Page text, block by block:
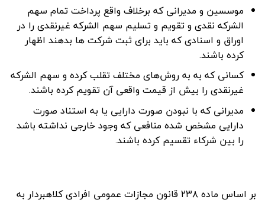
موسسین و مدیرانی که برخلاف واقع پرداخت تمام سهم
الشرکه نقدی و تقویم و تسلیم سهم الشرکه غیرنقدی را در
اوراق و اسنادی که باید برای ثبت شرکت ها بدهند اظهار
کرده باشند.
کسانی که به به روش‌های مختلف تقلب کرده و سهم الشرکه
غیرنقدی را بیش از قیمت واقعی آن تقویم کرده باشند.
مدیرانی که با نبودن صورت دارایی یا به استناد صورت
دارایی مشخص شده منافعی که وجود خارجی نداشته باشد
را بین شرکاء تقسیم کرده باشند.
بر اساس ماده ۲۳۸ قانون مجازات عمومی افرادی کلاهبردار به